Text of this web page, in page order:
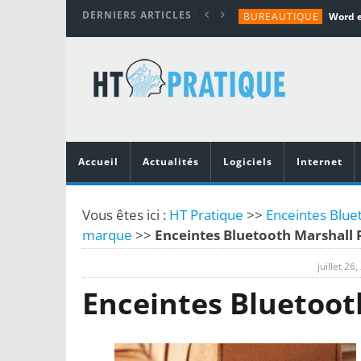
DERNIERS ARTICLES BUREAUTIQUE
TUTORIALS
MATÉRIEL
Accueil
Actualités Logiciels Internet
Vous êtes ici : HT Pratique >> Enceintes
marque >> Enceintes Bluetooth Marshall
juillet 26,
Enceintes